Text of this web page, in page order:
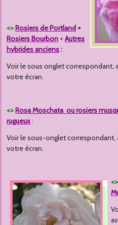
<>Rosiers de Portland +
Rosiers Bourbon + Autres
hybrides anciens:
Voir le sous onglet correspondant,
votre écran.
<>Rosa Moschata ou rosiers
rugueux:
Voir le sous-onglet correspondant,
votre écran.
<>